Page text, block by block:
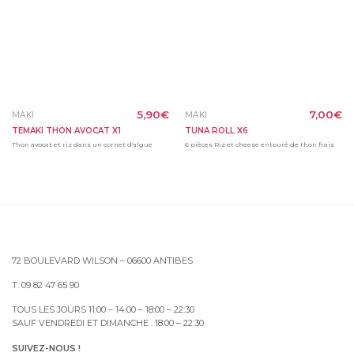
MAKI
TEMAKI THON AVOCAT X1
5,90€
Thon avocat et riz dans un cornet d'algue
MAKI
TUNA ROLL X6
7,00€
6 pièces Riz et cheese entouré de thon frais
72 BOULEVARD WILSON – 06600 ANTIBES
T. 09 82 47 65 90
TOUS LES JOURS 11:00 – 14:00 – 18:00 – 22:30
SAUF VENDREDI ET DIMANCHE : 18:00 – 22:30
SUIVEZ-NOUS !